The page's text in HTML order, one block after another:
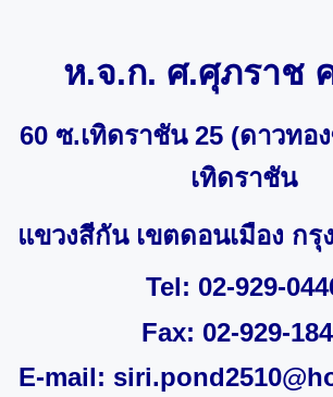
ห.จ.ก. ศ.ศุภราช
60 ซ.เทิดราชัน 25 (ดาวทอ
เทิดราชัน
แขวงสีกัน เขตดอนเมือง กรุ
Tel: 02-929-
Fax: 02-929-
E-mail: